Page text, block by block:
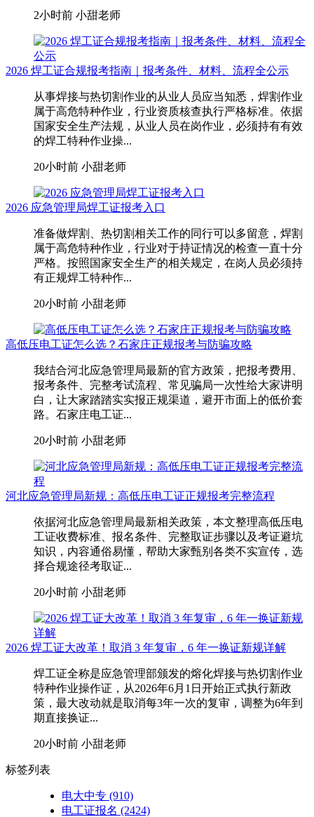
2小时前 小甜老师
2026 焊工证合规报考指南｜报考条件、材料、流程全公示
从事焊接与热切割作业的从业人员应当知悉，焊割作业
属于高危特种作业，行业资质核查执行严格标准。依据
国家安全生产法规，从业人员在岗作业，必须持有有效
的焊工特种作业操...
20小时前 小甜老师
2026 应急管理局焊工证报考入口
准备做焊割、热切割相关工作的同行可以多留意，焊割
属于高危特种作业，行业对于持证情况的检查一直十分
严格。按照国家安全生产的相关规定，在岗人员必须持
有正规焊工特种作...
20小时前 小甜老师
高低压电工证怎么选？石家庄正规报考与防骗攻略
我结合河北应急管理局最新的官方政策，把报考费用、
报考条件、完整考试流程、常见骗局一次性给大家讲明
白，让大家踏踏实实报正规渠道，避开市面上的低价套
路。石家庄电工证...
20小时前 小甜老师
河北应急管理局新规：高低压电工证正规报考完整流程
依据河北应急管理局最新相关政策，本文整理高低压电
工证收费标准、报名条件、完整取证步骤以及考证避坑
知识，内容通俗易懂，帮助大家甄别各类不实宣传，选
择合规途径考取证...
20小时前 小甜老师
2026 焊工证大改革！取消 3 年复审，6 年一换证新规详解
焊工证全称是应急管理部颁发的熔化焊接与热切割作业
特种作业操作证，从2026年6月1日开始正式执行新政
策，最大改动就是取消每3年一次的复审，调整为6年到
期直接换证...
20小时前 小甜老师
标签列表
电大中专 (910)
电工证报名 (2424)